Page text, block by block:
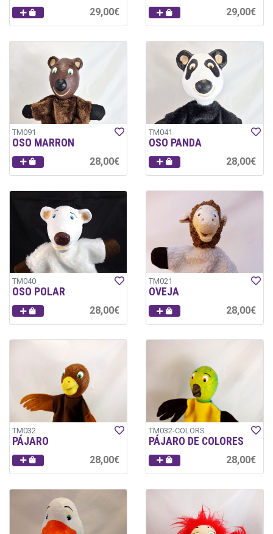
29,00€ 29,00€
TM091
OSO MARRON
28,00€
TM041
OSO PANDA
28,00€
TM040
OSO POLAR
28,00€
TM021
OVEJA
28,00€
TM032
PÁJARO
28,00€
TM032-COLORS
PÁJARO DE COLORES
28,00€